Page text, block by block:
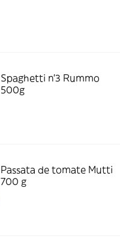
Spaghetti n'3 Rummo
500g
Passata de tomate Mutti
700 g